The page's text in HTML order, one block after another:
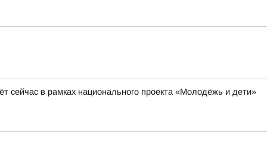
в рамках национального проекта «Молодёжь и дети»